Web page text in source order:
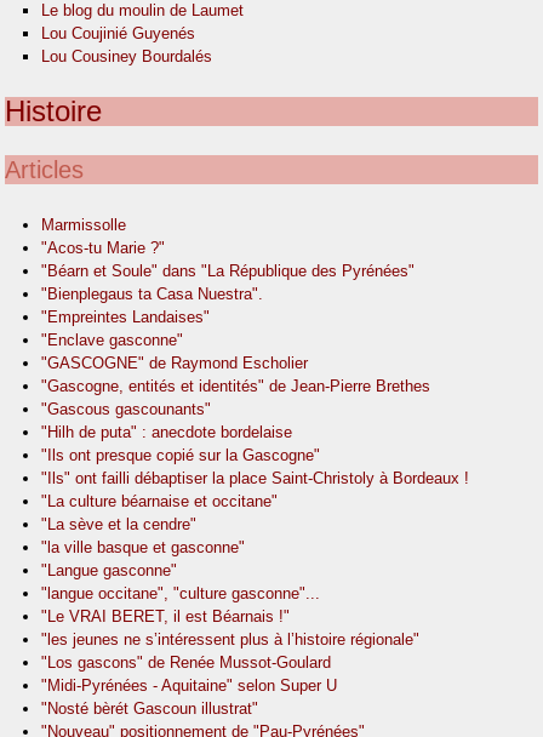
Le blog du moulin de Laumet
Lou Coujinié Guyenés
Lou Cousiney Bourdalés
Histoire
Articles
Marmissolle
"Acos-tu Marie ?"
"Béarn et Soule" dans "La République des Pyrénées"
"Bienplegaus ta Casa Nuestra".
"Empreintes Landaises"
"Enclave gasconne"
"GASCOGNE" de Raymond Escholier
"Gascogne, entités et identités" de Jean-Pierre Brethes
"Gascous gascounants"
"Hilh de puta" : anecdote bordelaise
"Ils ont presque copié sur la Gascogne"
"Ils" ont failli débaptiser la place Saint-Christoly à Bordeaux !
"La culture béarnaise et occitane"
"La sève et la cendre"
"la ville basque et gasconne"
"Langue gasconne"
"langue occitane", "culture gasconne"...
"Le VRAI BERET, il est Béarnais !"
"les jeunes ne s’intéressent plus à l’histoire régionale"
"Los gascons" de Renée Mussot-Goulard
"Midi-Pyrénées - Aquitaine" selon Super U
"Nosté bèrét Gascoun illustrat"
"Nouveau" positionnement de "Pau-Pyrénées"